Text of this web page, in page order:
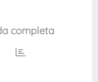
completa